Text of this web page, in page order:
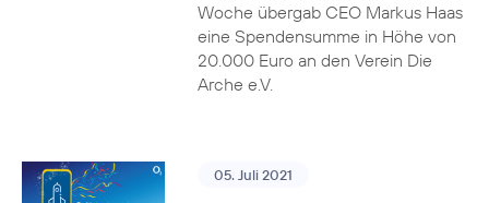
Woche übergab CEO Markus Haas
eine Spendensumme in Höhe von
20.000 Euro an den Verein Die
Arche e.V.
05. Juli 2021